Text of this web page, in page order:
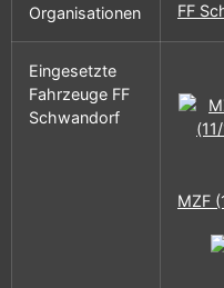
Organisationen FF
Eingesetzte
Fahrzeuge FF
Schwandorf
MZF